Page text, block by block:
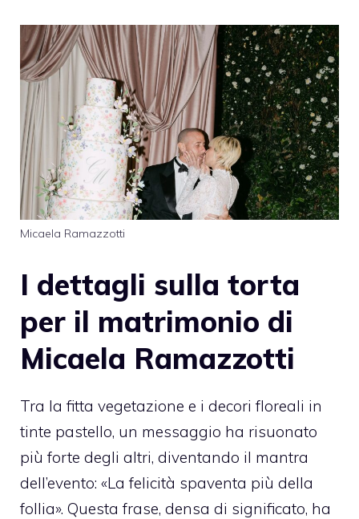
Micaela Ramazzotti
I dettagli sulla torta
per il matrimonio di
Micaela Ramazzotti
Tra la fitta vegetazione e i decori floreali in
tinte pastello, un messaggio ha risuonato
più forte degli altri, diventando il mantra
dell’evento: «La felicità spaventa più della
follia». Questa frase, densa di significato, ha